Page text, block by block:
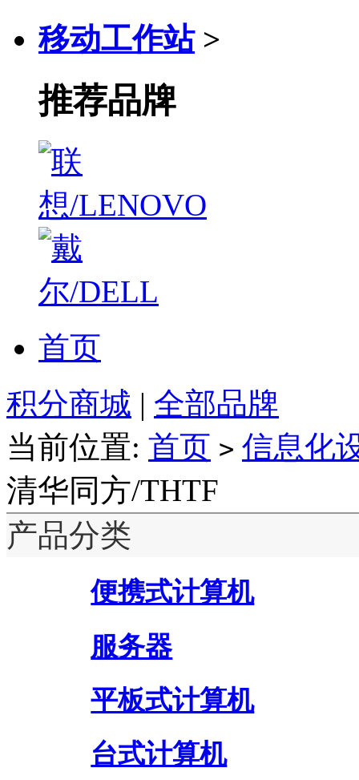
移动工作站 >
推荐品牌
首页
积分商城 | 全部品牌
当前位置: 首页 > 信息化
清华同方/THTF
产品分类
便携式计算机
服务器
平板式计算机
台式计算机